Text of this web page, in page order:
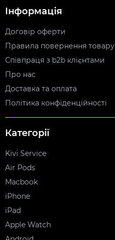
Інформація
Договір оферти
Правила повернення товару
Співпраця з b2b клієнтами
Про нас
Доставка та оплата
Політика конфіденційності
Категорії
Kivi Service
Air Pods
Macbook
iPhone
iPad
Apple Watch